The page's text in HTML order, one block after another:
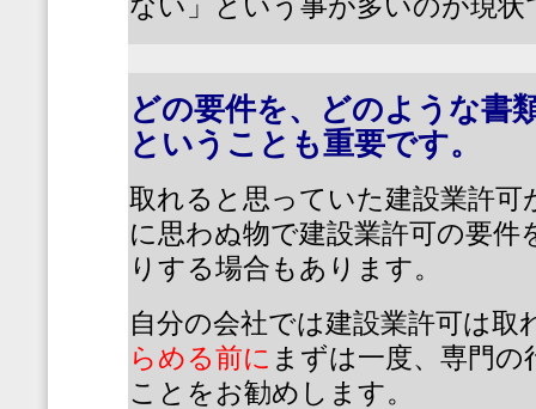
どの要件を、どのような書
ということも重要です。
取れると思っていた建設業許
に思わぬ物で建設業許可の要件
りする場合もあります。
自分の会社では建設業許可は取
らめる前に まずは一度、専門
ことをお勧めします。